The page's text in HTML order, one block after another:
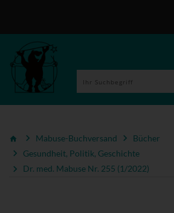
Mabuse-Buchversand
Bücher
Gesundheit, Politik, Geschichte
Dr. med. Mabuse Nr. 255 (1/2022)